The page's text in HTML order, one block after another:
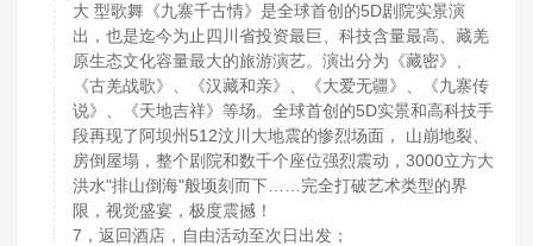
大 型歌舞《九寨千古情》是全球首创的5D剧院实景演
出，也是迄今为止四川省投资最巨、科技含量最高、藏羌
原生态文化容量最大的旅游演艺。演出分为《藏密》、
《古羌战歌》、《汉藏和亲》、《大爱无疆》、《九寨传
说》、《天地吉祥》等场。全球首创的5D实景和高科技手
段再现了阿坝州512汶川大地震的惨烈场面， 山崩地裂、
房倒屋塌，整个剧院和数千个座位强烈震动，3000立方大
洪水"排山倒海"般顷刻而下……完全打破艺术类型的界
限，视觉盛宴，极度震撼！
7，返回酒店，自由活动至次日出发；